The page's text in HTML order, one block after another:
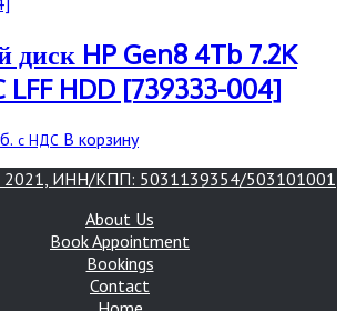
диск HP Gen8 4Tb 7.2K
LFF HDD [739333-004]
с НДС В корзину
2021, ИНН/КПП: 5031139354/503101001
About Us
Book Appointment
Bookings
Contact